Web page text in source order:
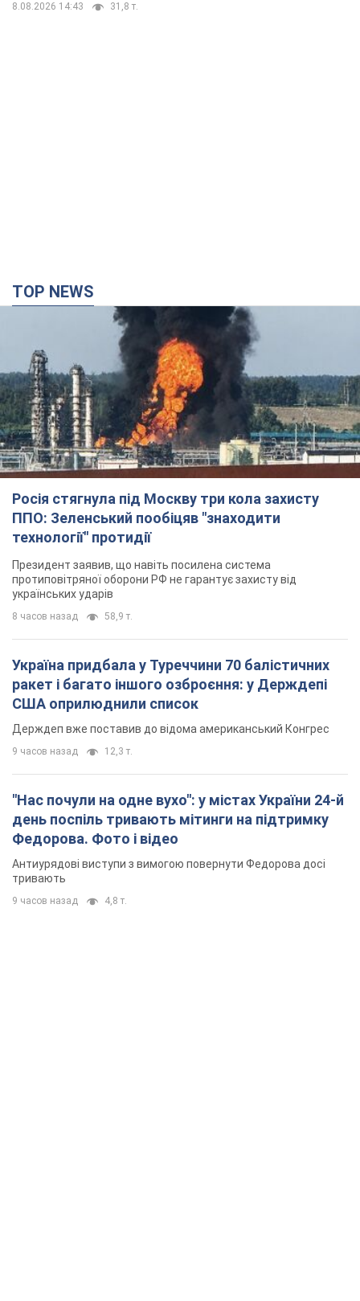
8.08.2026 14:43 31,8 т.
TOP NEWS
Росія стягнула під Москву три кола захисту
ППО: Зеленський пообіцяв "знаходити
технології" протидії
Президент заявив, що навіть посилена система
протиповітряної оборони РФ не гарантує захисту від
українських ударів
8 часов назад 58,9 т.
Україна придбала у Туреччини 70 балістичних
ракет і багато іншого озброєння: у Держдепі
США оприлюднили список
Держдеп вже поставив до відома американський Конгрес
9 часов назад 12,3 т.
"Нас почули на одне вухо": у містах України 24-й
день поспіль тривають мітинги на підтримку
Федорова. Фото і відео
Антиурядові виступи з вимогою повернути Федорова досі
тривають
9 часов назад 4,8 т.